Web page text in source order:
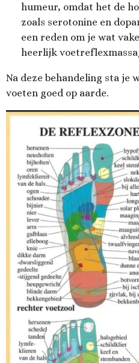
humeur, omdat het de
zoals serotonine en
een reden om je wat
heerlijk
Na deze behandeling sta je
voeten goed op aarde.